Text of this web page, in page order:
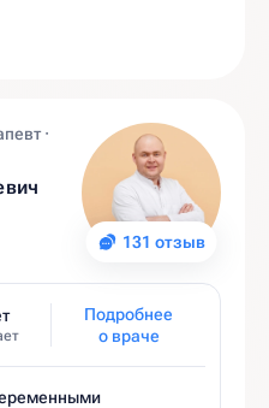
131 отзыв
·
Подробнее
о враче